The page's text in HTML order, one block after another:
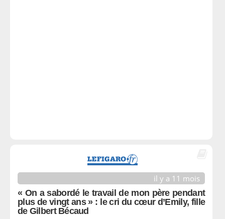
il y a 11 mois
« On a sabordé le travail de mon père pendant
plus de vingt ans » : le cri du cœur d’Emily, fille
de Gilbert Bécaud